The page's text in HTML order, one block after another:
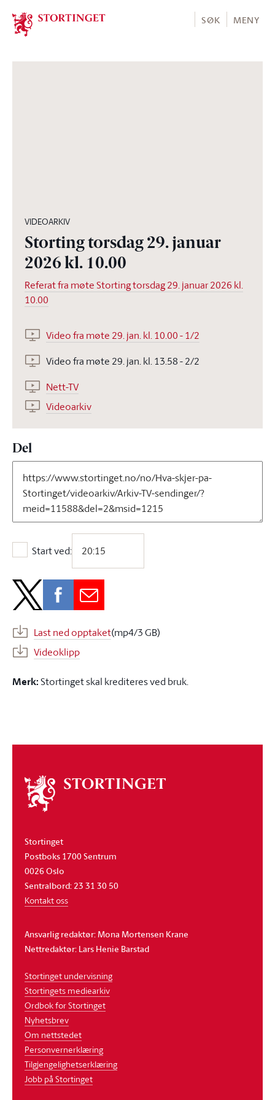
Stortinget.no
SØK MENY
VIDEOARKIV
Storting torsdag 29. januar
2026 kl. 10.00
Referat fra møte Storting torsdag 29. januar 2026 kl.
10.00
Video fra møte 29. jan. kl. 10.00 - 1/2
Video fra møte 29. jan. kl. 13.58 - 2/2
Nett-TV
Videoarkiv
Del
Start ved:
Start ved:
Last ned opptaket(mp4/3 GB)
Videoklipp
Merk:Stortinget skal krediteres ved bruk.
Om
stortinget
Stortinget
Postboks 1700 Sentrum
0026 Oslo
Sentralbord: 23 31 30 50
Kontakt oss
Ansvarlig redaktør: Mona Mortensen Krane
Nettredaktør: Lars Henie Barstad
Stortinget undervisning
Stortingets mediearkiv
Ordbok for Stortinget
Nyhetsbrev
Om nettstedet
Personvernerklæring
Tilgjengelighetserklæring
Jobb på Stortinget